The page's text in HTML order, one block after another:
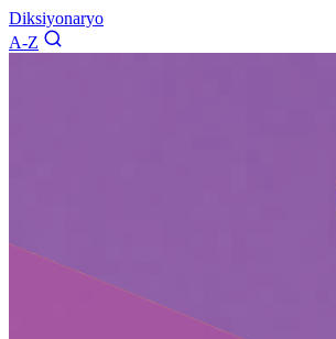
Diksiyonaryo
A-Z